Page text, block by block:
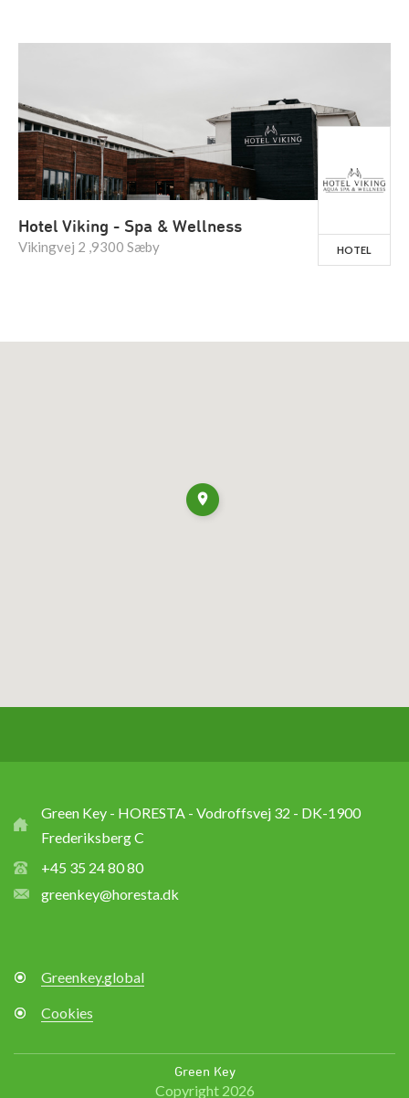
Hotel Viking - Spa & Wellness
Vikingvej 2 ,9300 Sæby HOTEL
Green Key - HORESTA - Vodroffsvej 32 - DK-1900
Frederiksberg C
+45 35 24 80 80
greenkey@horesta.dk
Greenkey.global
Cookies
Green Key
Copyright 2026